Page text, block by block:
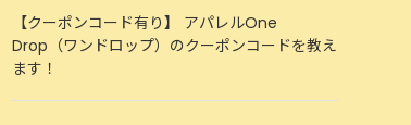
【クーポンコード有り】 アパレルOne
Drop（ワンドロップ）のクーポンコードを教え
ます！